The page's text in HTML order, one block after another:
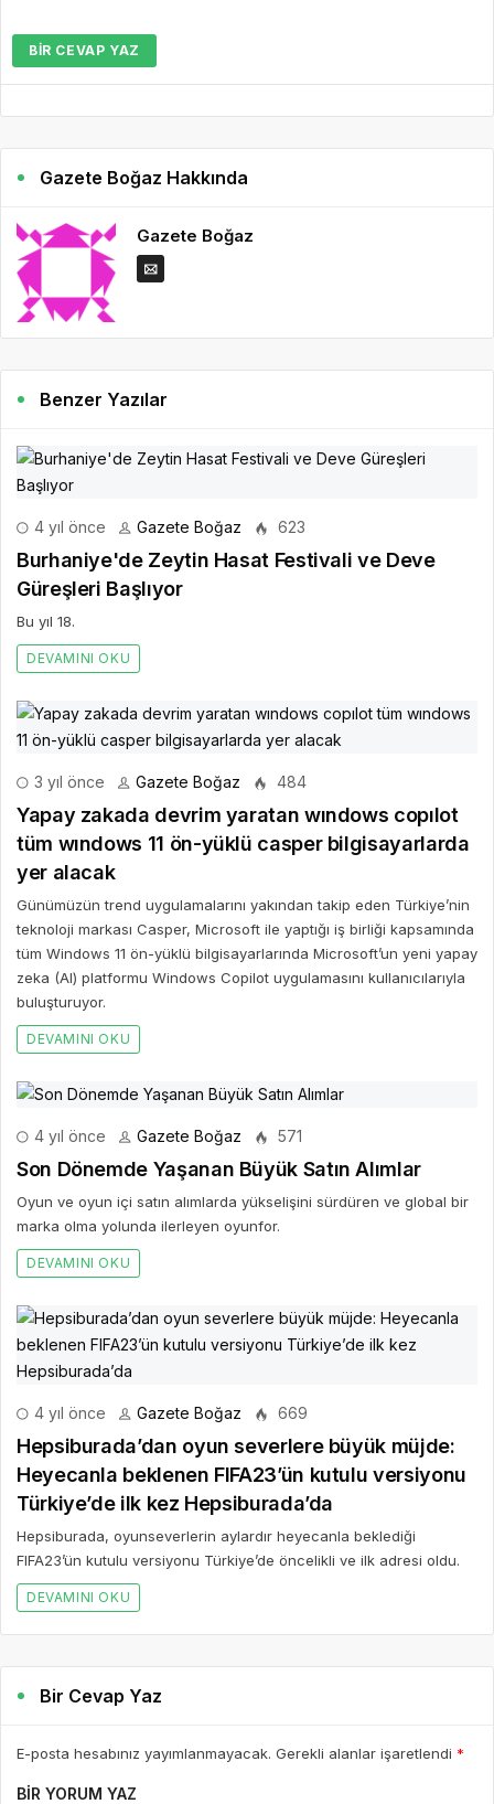
BIR CEVAP YAZ
Gazete Boğaz Hakkında
Gazete Boğaz
Benzer Yazılar
4 yıl önce Gazete Boğaz 623
Burhaniye'de Zeytin Hasat Festivali ve Deve
Güreşleri Başlıyor
Bu yıl 18.
DEVAMINI OKU
3 yıl önce Gazete Boğaz 484
Yapay zakada devrim yaratan wındows copılot
tüm wındows 11 ön-yüklü casper bilgisayarlarda
yer alacak
Günümüzün trend uygulamalarını yakından takip eden Türkiye’nin
teknoloji markası Casper, Microsoft ile yaptığı iş birliği kapsamında
tüm Windows 11 ön-yüklü bilgisayarlarında Microsoft’un yeni yapay
zeka (AI) platformu Windows Copilot uygulamasını kullanıcılarıyla
buluşturuyor.
DEVAMINI OKU
4 yıl önce Gazete Boğaz 571
Son Dönemde Yaşanan Büyük Satın Alımlar
Oyun ve oyun içi satın alımlarda yükselişini sürdüren ve global bir
marka olma yolunda ilerleyen oyunfor.
DEVAMINI OKU
4 yıl önce Gazete Boğaz 669
Hepsiburada’dan oyun severlere büyük müjde:
Heyecanla beklenen FIFA23’ün kutulu versiyonu
Türkiye’de ilk kez Hepsiburada’da
Hepsiburada, oyunseverlerin aylardır heyecanla beklediği
FIFA23’ün kutulu versiyonu Türkiye’de öncelikli ve ilk adresi oldu.
DEVAMINI OKU
Bir Cevap Yaz
E-posta hesabınız yayımlanmayacak. Gerekli alanlar işaretlendi *
BIR YORUM YAZ